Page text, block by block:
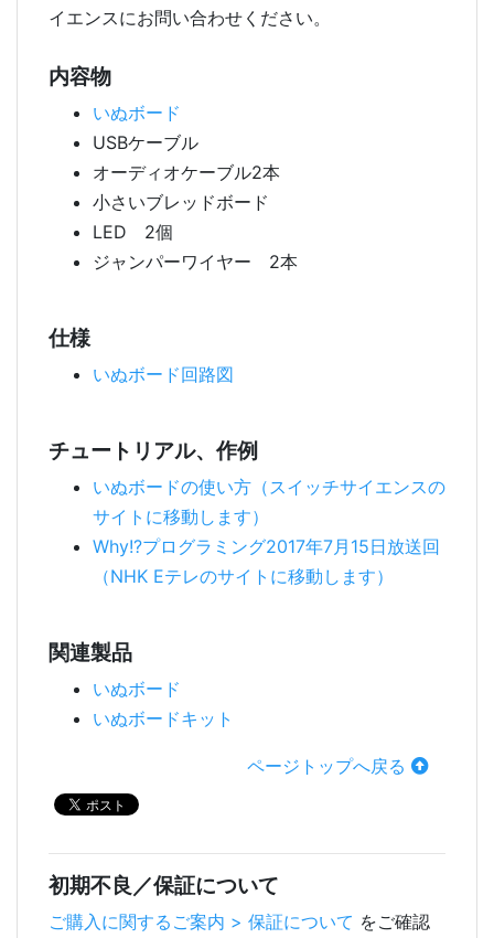
イエンスにお問い合わせください。
内容物
いぬボード
USBケーブル
オーディオケーブル2本
小さいブレッドボード
LED 2個
ジャンパーワイヤー 2本
仕様
いぬボード回路図
チュートリアル、作例
いぬボードの使い方（スイッチサイエンスの
サイトに移動します）
Why!?プログラミング2017年7月15日放送回
（NHK Eテレのサイトに移動します）
関連製品
いぬボード
いぬボードキット
ページトップへ戻る
初期不良／保証について
ご購入に関するご案内 > 保証について をご確認